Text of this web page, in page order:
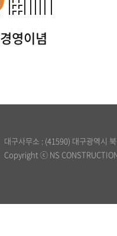
경영이념
대구사무소 : (41590) 대구광역시
Copyright ⓒ NS